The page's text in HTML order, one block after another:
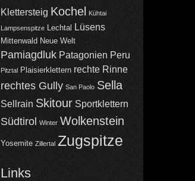
Klettersteig Kochel Kühtai
Lampsenspitze Lechtal Lüsens
Mittenwald Neue Welt
Pamiagdluk Patagonien Peru
Pitztal Plaisierklettern rechte Rinne
rechtes Gully San Paolo Sella
Sellrain Skitour Sportklettern
Südtirol Winter Wolkenstein
Yosemite Zillertal Zugspitze
Links